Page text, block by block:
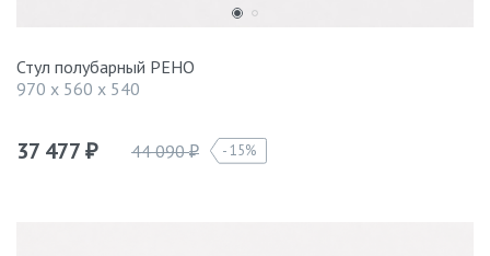
Стул полубарный РЕНО
970 x 560 x 540
37 477 ₽ 44 090₽ 15%